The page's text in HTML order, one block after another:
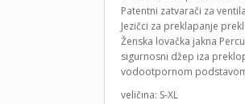
Patentni zatvarači za
Jezičci za preklapanje
Ženska lovačka jakna
sigurnosni džep iza
vodootpornom
veličina: S-XL